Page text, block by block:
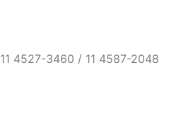
11 4527-3460 / 11 4587-2048